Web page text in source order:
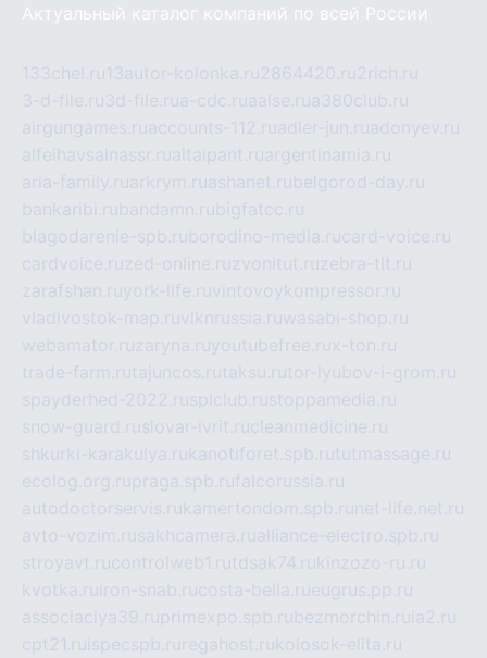
Актуальный каталог компаний по всей России
133chel.ru13autor-kolonka.ru2864420.ru2rich.ru
3-d-file.ru3d-file.rua-cdc.ruaalse.rua380club.ru
airgungames.ruaccounts-112.ruadler-jun.ruadonyev.ru
alfeihavsalnassr.rualtaipant.ruargentinamia.ru
aria-family.ruarkrym.ruashanet.rubelgorod-day.ru
bankaribi.rubandamn.rubigfatcc.ru
blagodarenie-spb.ruborodino-media.rucard-voice.ru
cardvoice.ruzed-online.ruzvonitut.ruzebra-tlt.ru
zarafshan.ruyork-life.ruvintovoykompressor.ru
vladivostok-map.ruvlknrussia.ruwasabi-shop.ru
webamator.ruzaryna.ruyoutubefree.rux-ton.ru
trade-farm.rutajuncos.rutaksu.rutor-lyubov-i-grom.ru
spayderhed-2022.rusplclub.rustoppamedia.ru
snow-guard.ruslovar-ivrit.rucleanmedicine.ru
shkurki-karakulya.rukanotiforet.spb.rututmassage.ru
ecolog.org.rupraga.spb.rufalcorussia.ru
autodoctorservis.rukamertondom.spb.ru net-life.net.ru
avto-vozim.rusakhcamera.rualliance-electro.spb.ru
stroyavt.rucontrolweb1.rutdsak74.rukinzozo-ru.ru
kvotka.ru iron-snab.rucosta-bella.rueugrus.pp.ru
associaciya39.ruprimexpo.spb.rubezmorchin.ru ia2.ru
cpt21.ru ispecspb.ru regahost.rukolosok-elita.ru